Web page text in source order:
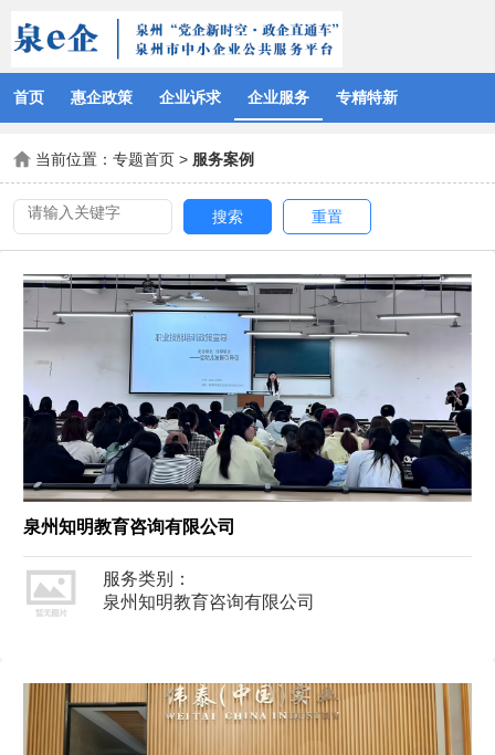
首页 惠企政策 企业诉求 企业服务 专精特新
当前位置： 专题首页 > 服务案例
搜索 重置
泉州知明教育咨询有限公司
服务类别：
泉州知明教育咨询有限公司